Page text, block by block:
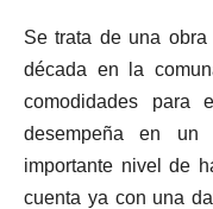
Se trata de una
década en la
comodidades para
desempeña en un
importante nivel de
cuenta ya con una